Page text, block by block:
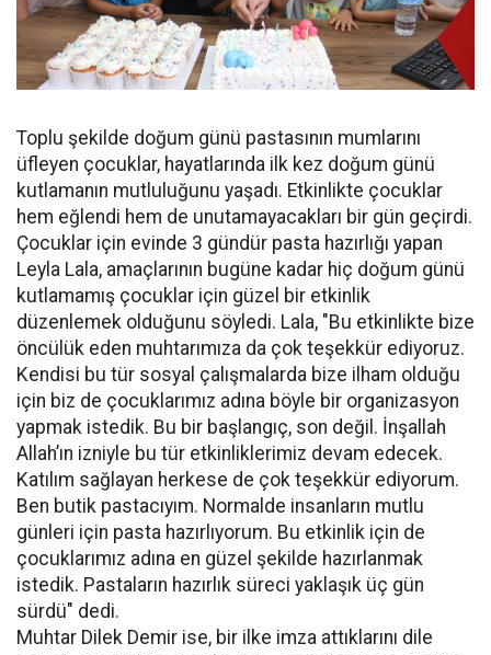
Toplu şekilde doğum günü pastasının mumlarını
üfleyen çocuklar, hayatlarında ilk kez doğum günü
kutlamanın mutluluğunu yaşadı. Etkinlikte çocuklar
hem eğlendi hem de unutamayacakları bir gün geçirdi.
Çocuklar için evinde 3 gündür pasta hazırlığı yapan
Leyla Lala, amaçlarının bugüne kadar hiç doğum günü
kutlamamış çocuklar için güzel bir etkinlik
düzenlemek olduğunu söyledi. Lala, "Bu etkinlikte bize
öncülük eden muhtarımıza da çok teşekkür ediyoruz.
Kendisi bu tür sosyal çalışmalarda bize ilham olduğu
için biz de çocuklarımız adına böyle bir organizasyon
yapmak istedik. Bu bir başlangıç, son değil. İnşallah
Allah’ın izniyle bu tür etkinliklerimiz devam edecek.
Katılım sağlayan herkese de çok teşekkür ediyorum.
Ben butik pastacıyım. Normalde insanların mutlu
günleri için pasta hazırlıyorum. Bu etkinlik için de
çocuklarımız adına en güzel şekilde hazırlanmak
istedik. Pastaların hazırlık süreci yaklaşık üç gün
sürdü" dedi.
Muhtar Dilek Demir ise, bir ilke imza attıklarını dile